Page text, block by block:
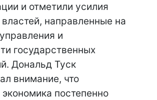
и отметили усилия
направленные на
и
государственных
Дональд Туск
внимание, что
постепенно